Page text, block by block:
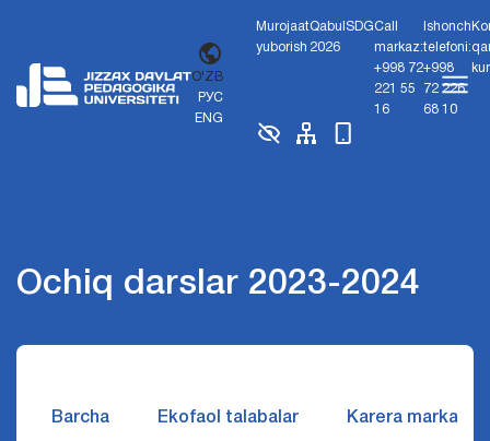
O'ZB
РУС
ENG
Murojaat
yuborish
Qabul
2026
SDGCall
markaz:
+998 72
221 55
16
Ishonch
telefoni:
+998
72 226
68 10
Ochiq darslar 2023-2024
Barcha Ekofaol talabalar Karera markazi